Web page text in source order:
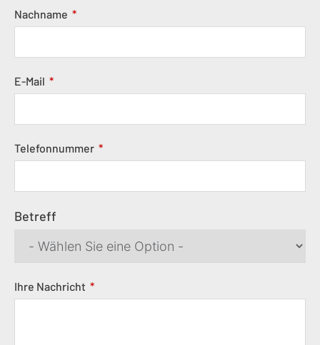
Nachname
E-Mail
Telefonnummer
Betreff
Ihre Nachricht